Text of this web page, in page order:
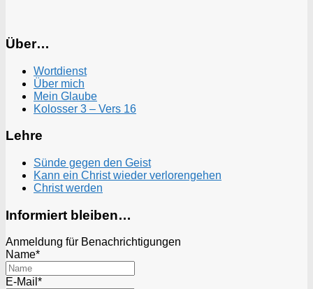
Über…
Wortdienst
Über mich
Mein Glaube
Kolosser 3 – Vers 16
Lehre
Sünde gegen den Geist
Kann ein Christ wieder verlorengehen
Christ werden
Informiert bleiben…
Anmeldung für Benachrichtigungen
Name*
E-Mail*